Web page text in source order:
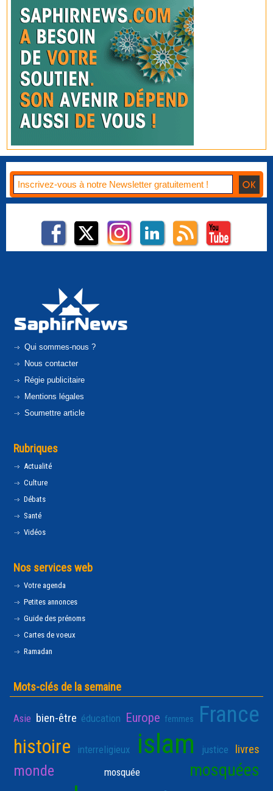
Qui sommes-nous ?
Nous contacter
Régie publicitaire
Mentions légales
Soumettre article
Rubriques
Actualité
Culture
Débats
Santé
Vidéos
Nos services web
Votre agenda
Petites annonces
Guide des prénoms
Cartes de voeux
Ramadan
Mots-clés de la semaine
Asie bien-être éducation Europe femmes France
histoire interreligieux islam justice livres
monde mosquée mosquées